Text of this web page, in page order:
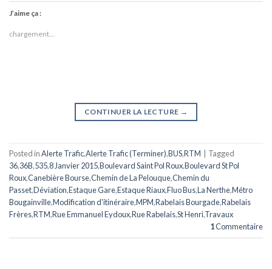
J’aime ça :
chargement…
CONTINUER LA LECTURE →
Posted inAlerte Trafic,Alerte Trafic (Terminer),BUS,RTM
Tagged
36,36B,535,8 Janvier 2015,Boulevard Saint Pol Roux,Boulevard St Pol
Roux,Canebière Bourse,Chemin de La Pelouque,Chemin du
Passet,Déviation,Estaque Gare,Estaque Riaux,Fluo Bus,La Nerthe,Métro
Bougainville,Modification d'itinéraire,MPM,Rabelais Bourgade,Rabelais
Frères,RTM,Rue Emmanuel Eydoux,Rue Rabelais,St Henri,Travaux
1Commentaire